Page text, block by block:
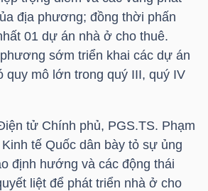
địa phương; đồng thời phấn
01 dự án nhà ở cho thuê.
sớm triển khai các dự án
quy mô lớn trong quý III, quý IV
tử Chính phủ, PGS.TS. Phạm
tế Quốc dân bày tỏ sự ủng
định hướng và các động thái
liệt để phát triển nhà ở cho